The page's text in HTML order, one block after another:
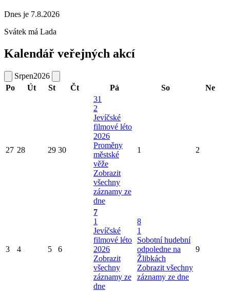
Dnes je 7.8.2026
Svátek má Lada
Kalendář veřejných akcí
Srpen2026
Po
Út St Čt Pá So Ne
27 28 29 30
31
2
Jevíčské
filmové léto
2026
Proměny
městské
věže
Zobrazit
všechny
záznamy ze
dne
1 2
3 4 5 6
7
1
Jevíčské
filmové léto
2026
Zobrazit
všechny
záznamy ze
dne
8
1
Sobotní hudební
odpoledne na
Žlibkách
Zobrazit všechny
záznamy ze dne
9